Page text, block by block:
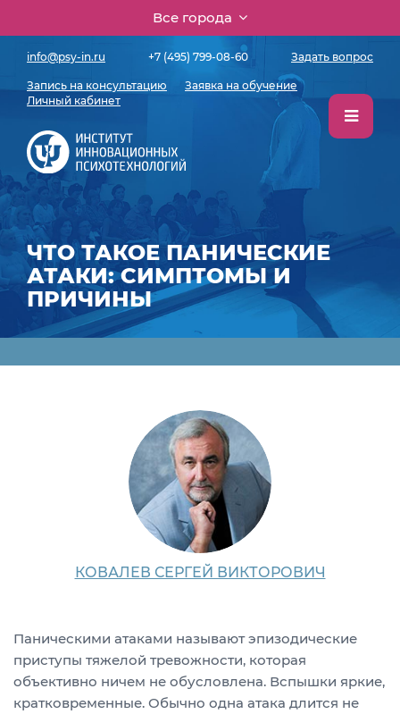
Все города
info@psy-in.ru +7 (495) 799-08-60 Задать вопрос
Запись на консультацию
Заявка на обучение
Личный кабинет
ЧТО ТАКОЕ ПАНИЧЕСКИЕ
АТАКИ: СИМПТОМЫ И
ПРИЧИНЫ
КОВАЛЕВ СЕРГЕЙ ВИКТОРОВИЧ
Паническими атаками называют эпизодические
приступы тяжелой тревожности, которая
объективно ничем не обусловлена. Вспышки яркие,
кратковременные. Обычно одна атака длится не